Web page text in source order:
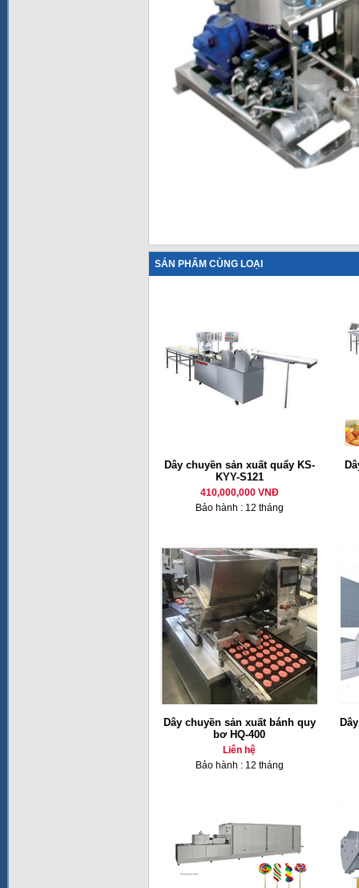
SẢN PHẨM CÙNG LOẠI
Dây chuyền sản xuất quẩy KS-
KYY-S121
410,000,000 VNĐ
Bảo hành : 12 tháng
Dây chuyền sản xuất bánh quy
bơ HQ-400
Liên hệ
Bảo hành : 12 tháng